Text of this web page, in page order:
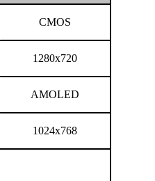
CMOS
1280x720
AMOLED
1024x768